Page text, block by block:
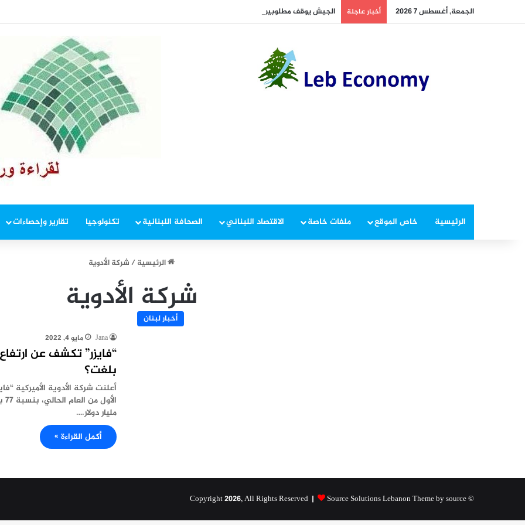
الجمعة, أغسطس 7 2026 أخبار عاجلة الجيش يوقف مطلوبين في إطار ملاحقة المخلين بالأمن
الرئيسية خاص الموقع ملفات خاصة الاقتصاد اللبناني الصحافة اللبنانية تكنولوجيا تقارير وإحصاءات
الرئيسية / شركة الأدوية
شركة الأدوية
أخبار لبنان
Jana مايو 4, 2022
“فايزر” تكشف عن
بلغت؟
أعلنت شركة الأدوية الأميركية
مليار دولار.…
أكمل القراءة »
© Copyright 2026, All Rights Reserved |
Source Solutions Lebanon Theme by source